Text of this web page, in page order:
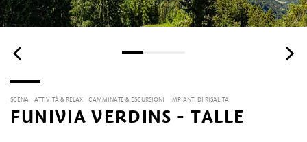
SCENA ATTIVITÀ & RELAX CAMMINATE & ESCURSIONI IMPIANTI DI RISALITA
FUNIVIA VERDINS - TALLE